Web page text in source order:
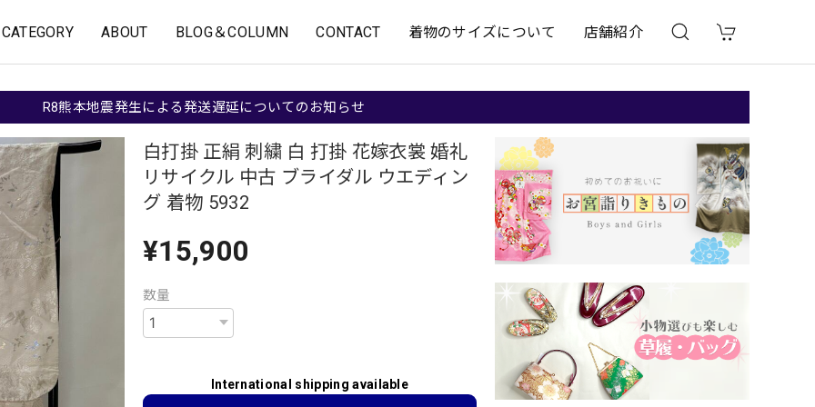
CATEGORY ABOUT BLOG＆COLUMN CONTACT 着物のサイズについて 店舗紹介
R8熊本地震発生による発送遅延についてのお知らせ
白打掛 正絹 刺繍 白 打掛 花嫁衣裳 婚礼
リサイクル 中古 ブライダル ウエディン
グ 着物 5932
¥15,900
数量
International shipping available